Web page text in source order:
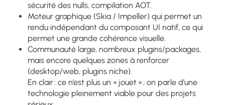
sécurité des nulls, compilation AOT.
Moteur graphique (Skia / Impeller) qui permet un
rendu indépendant du composant UI natif, ce qui
permet une grande cohérence visuelle.
Communauté large, nombreux plugins/packages,
mais encore quelques zones à renforcer
(desktop/web, plugins niche).
En clair : ce n’est plus un « jouet » ; on parle d’une
technologie pleinement viable pour des projets